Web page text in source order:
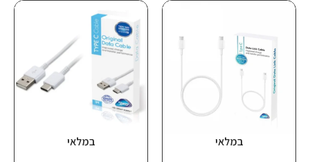
במלאי במלאי